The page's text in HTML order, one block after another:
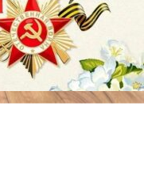
Награды в
29.04.2025